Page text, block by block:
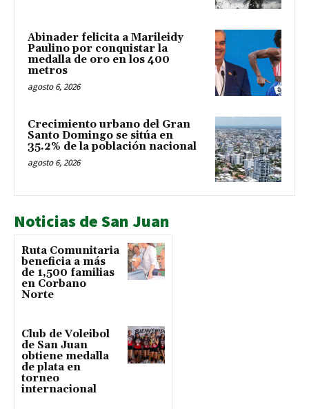
Abinader felicita a Marileidy
Paulino por conquistar la
medalla de oro en los 400
metros
agosto 6, 2026
Crecimiento urbano del Gran
Santo Domingo se sitúa en
35.2% de la población nacional
agosto 6, 2026
Noticias de San Juan
Ruta Comunitaria
beneficia a más
de 1,500 familias
en Corbano
Norte
Club de Voleibol
de San Juan
obtiene medalla
de plata en
torneo
internacional